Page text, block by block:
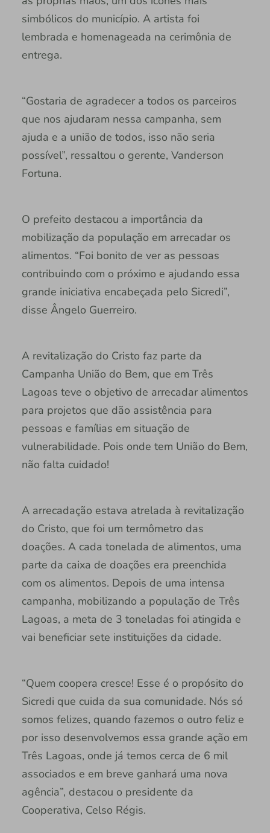
simbólicos do município. A artista foi
lembrada e homenageada na cerimônia de
entrega.
“Gostaria de agradecer a todos os parceiros
que nos ajudaram nessa campanha, sem
ajuda e a união de todos, isso não seria
possível”, ressaltou o gerente, Vanderson
Fortuna.
O prefeito destacou a importância da
mobilização da população em arrecadar os
alimentos. “Foi bonito de ver as pessoas
contribuindo com o próximo e ajudando essa
grande iniciativa encabeçada pelo Sicredi”,
disse Ângelo Guerreiro.
A revitalização do Cristo faz parte da
Campanha União do Bem, que em Três
Lagoas teve o objetivo de arrecadar alimentos
para projetos que dão assistência para
pessoas e famílias em situação de
vulnerabilidade. Pois onde tem União do Bem,
não falta cuidado!
A arrecadação estava atrelada à revitalização
do Cristo, que foi um termômetro das
doações. A cada tonelada de alimentos, uma
parte da caixa de doações era preenchida
com os alimentos. Depois de uma intensa
campanha, mobilizando a população de Três
Lagoas, a meta de 3 toneladas foi atingida e
vai beneficiar sete instituições da cidade.
“Quem coopera cresce! Esse é o propósito do
Sicredi que cuida da sua comunidade. Nós só
somos felizes, quando fazemos o outro feliz e
por isso desenvolvemos essa grande ação em
Três Lagoas, onde já temos cerca de 6 mil
associados e em breve ganhará uma nova
agência”, destacou o presidente da
Cooperativa, Celso Régis.